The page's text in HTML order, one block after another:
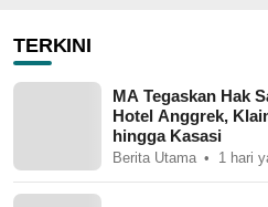
TERKINI
MA Tegaskan Hak
Hotel Anggrek,
hingga Kasasi
Berita Utama 1 hari